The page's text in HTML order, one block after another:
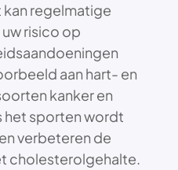
kan regelmatige
risico op
aan hart- en
kanker en
het sporten wordt
verbeteren de
cholesterolgehalte.